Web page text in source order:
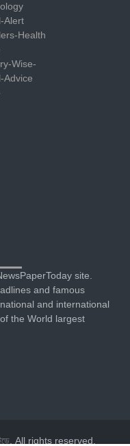
Alert
Health
Wise-
Advice
site.
and famous
and international
the World largest
. All rights reserved.